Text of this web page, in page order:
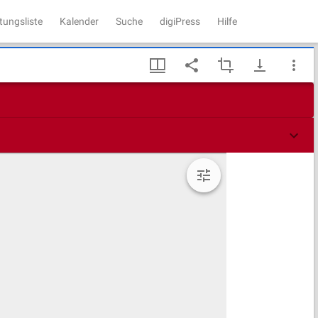
Kalender Suche digiPress Hilfe